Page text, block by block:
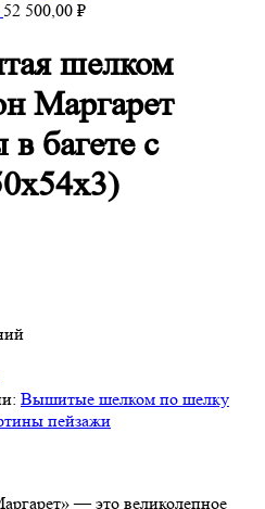
52 500,00 ₽
шелком
Маргарет
багете с
Вышитые шелком по шелку
пейзажи
— это великолепное